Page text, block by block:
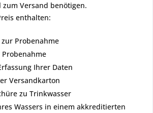
Versand benötigen.
enthalten:
Probenahme
Ihrer Daten
Versandkarton
zu Trinkwasser
Wassers in einem akkreditierten